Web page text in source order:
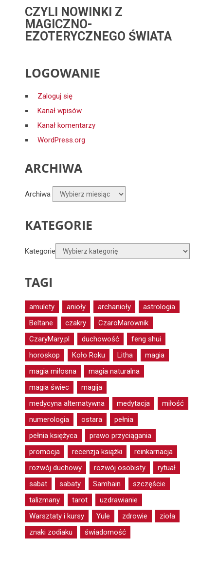
CZYLI NOWINKI Z
MAGICZNO-
EZOTERYCZNEGO ŚWIATA
LOGOWANIE
Zaloguj się
Kanał wpisów
Kanał komentarzy
WordPress.org
ARCHIWA
Archiwa
KATEGORIE
Kategorie
TAGI
amulety anioły archanioły
astrologia
Beltane
czakry
CzaroMarownik
CzaryMary.pl
duchowość
feng shui
horoskop
Koło Roku Litha
magia
magia miłosna
magia naturalna
magia świec
magija
medycyna alternatywna
medytacja
miłość
numerologia
ostara
pełnia
pełnia księżyca
prawo przyciągania
promocja
recenzja książki
reinkarnacja
rozwój duchowy
rozwój osobisty
rytuał
sabat
sabaty Samhain
szczęście
talizmany
tarot
uzdrawianie
Warsztaty i kursy
Yule zdrowie
zioła
znaki zodiaku
świadomość